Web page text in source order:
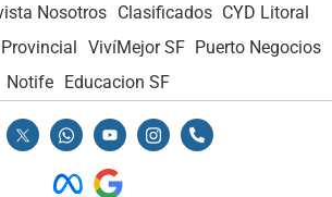
Nosotros Clasificados CYD Litoral
VivíMejor SF Puerto Negocios
Notife Educacion SF